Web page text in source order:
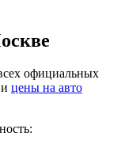
официальных
цены на авто